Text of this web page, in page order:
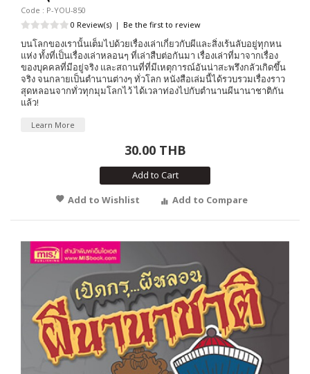
Code : P-YOU-850
0 Review(s) | Be the first to review
บนโลกของเรานั้นเต็มไปด้วยเรื่องเล่าเกี่ยวกับผีและสิ่งเร้นลับอยู่ทุกหน
แห่ง ทั้งที่เป็นเรื่องเล่าหลอนๆ ที่เล่าสืบต่อกันมา เรื่องเล่าที่มาจากเรื่อง
ของบุคคลที่มีอยู่จริง และสถานที่ที่มีเหตุการณ์อันน่าสะพรึงกลัวเกิดขึ้น
จริง จนกลายเป็นตำนานต่างๆ ทั่วโลก หนังสือเล่มนี้ได้รวบรวมเรื่องราว
สุดหลอนจากทั่วทุกมุมโลกไว้ ได้เวลาท่องไปกับตำนานผีนานาชาติกัน
แล้ว!
Learn More
30.00 THB
Add to Cart
Add to Wishlist
Add to Compare